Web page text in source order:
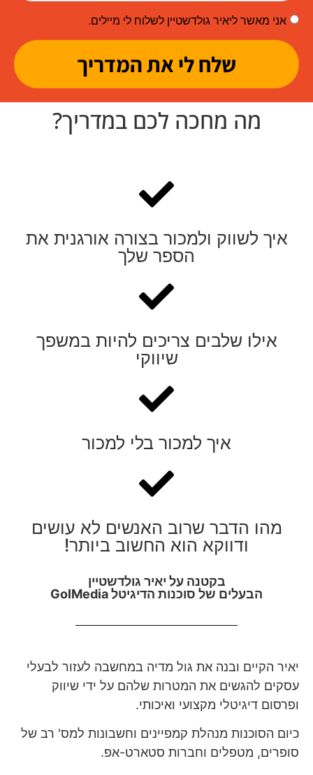
אני מאשר ליאיר גולדשטיין לשלוח לי מיילים.
שלח לי את המדריך
מה מחכה לכם במדריך?
איך לשווק ולמכור בצורה אורגנית את
הספר שלך
אילו שלבים צריכים להיות במשפך
שיווקי
איך למכור בלי למכור
מהו הדבר שרוב האנשים לא עושים
ודווקא הוא החשוב ביותר!
בקטנה על יאיר גולדשטיין
הבעלים של סוכנות הדיגיטל GolMedia
יאיר הקיים ובנה את גול מדיה במחשבה לעזור לבעלי
עסקים להגשים את המטרות שלהם על ידי שיווק
ופרסום דיגיטלי מקצועי ואיכותי.
כיום הסוכנות מנהלת קמפיינים וחשבונות למס' רב של
סופרים, מטפלים וחברות סטארט-אפ.